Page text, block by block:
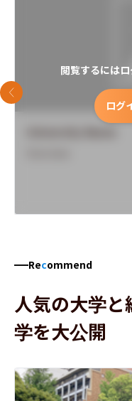
閲覧するにはロ
ログ
前のスライド
Recommend
人気の大学
学を大公開